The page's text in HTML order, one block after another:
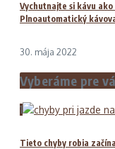
Vychutnajte si kávu
Plnoautomatický
30. mája 2022
Vyberáme pre
1
Tieto chyby robia